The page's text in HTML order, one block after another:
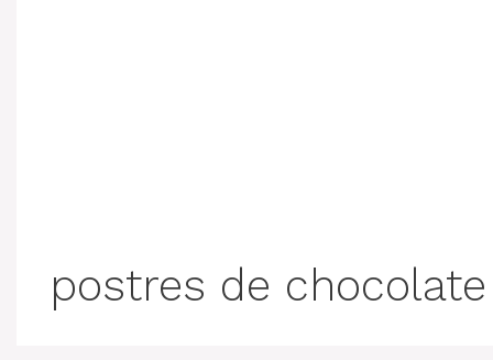
postres de chocolate